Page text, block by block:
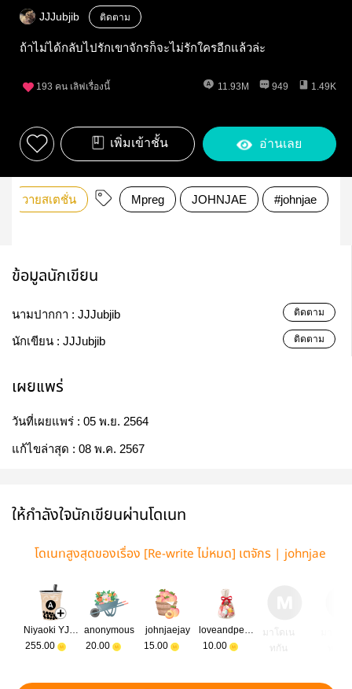
JJJubjib ติดตาม
ถ้าไม่ได้กลับไปรักเขาจักรก็จะไม่รักใครอีกแล้วล่ะ
193 คน เลิฟเรื่องนี้ 11.93M 949 1.49K
เพิ่มเข้าชั้น อ่านเลย
วายสเตชั่น Mpreg JOHNJAE #johnjae
ข้อมูลนักเขียน
นามปากกา : JJJubjib ติดตาม
นักเขียน : JJJubjib ติดตาม
เผยแพร่
วันที่เผยแพร่ : 05 พ.ย. 2564
แก้ไขล่าสุด : 08 พ.ค. 2567
ให้กำลังใจนักเขียนผ่านโดเนท
โดเนทสูงสุดของเรื่อง [Re-write ไม่หมด] เตจักร | johnjae
Niyaoki YJgoo
255.00
anonymous
20.00
johnjaejay
15.00
loveandpeach
10.00
มาโดเน
ทกัน